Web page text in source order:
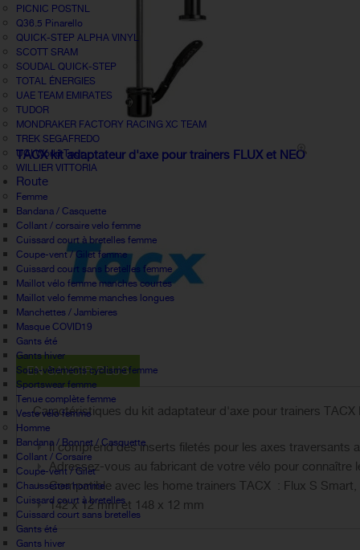
PICNIC POSTNL
Q36.5 Pinarello
QUICK-STEP ALPHA VINYL
SCOTT SRAM
SOUDAL QUICK-STEP
TOTAL ÉNERGIES
UAE TEAM EMIRATES
TUDOR
MONDRAKER FACTORY RACING XC TEAM
TREK SEGAFREDO
UCI World Tour
WILLIER VITTORIA
Route
Femme
Bandana / Casquette
Collant / corsaire velo femme
Cuissard court à bretelles femme
Coupe-vent / Gilet femme
Cuissard court sans bretelles femme
Maillot vélo femme manches courtes
Maillot velo femme manches longues
Manchettes / Jambieres
Masque COVID19
Gants été
Gants hiver
Sous-vêtements cyclisme femme
Sportswear femme
Tenue complète femme
Veste vélo femme
Homme
Bandana / Bonnet / Casquette
Collant / Corsaire
Coupe-vent / Gilet
Chaussettes homme
Cuissard court à bretelles
Cuissard court sans bretelles
Gants été
Gants hiver
TACX kit adaptateur d'axe pour trainers FLUX et NEO
EN SAVOIR PLUS
Caractéristiques du kit adaptateur d'axe pour trainers TACX
Il comprend des inserts filetés pour les axes traversants
Adressez-vous au fabricant de votre vélo pour connaître
Compatible avec les home trainers TACX : Flux S
142 x 12 mm et 148 x 12 mm